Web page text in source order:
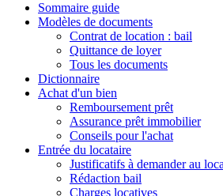
Sommaire guide
Modèles de documents
Contrat de location : bail
Quittance de loyer
Tous les documents
Dictionnaire
Achat d'un bien
Remboursement prêt
Assurance prêt immobilier
Conseils pour l'achat
Entrée du locataire
Justificatifs à demander au
Rédaction bail
Charges locatives